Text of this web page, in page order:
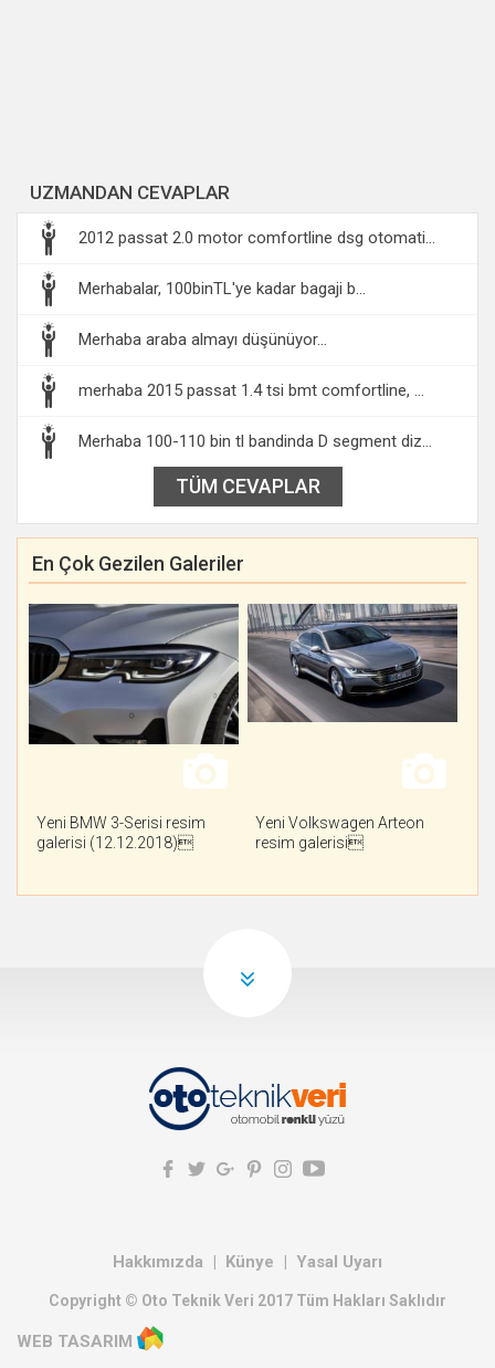
UZMANDAN CEVAPLAR
2012 passat 2.0 motor comfortline dsg otomati...
Merhabalar, 100binTL'ye kadar bagaji b...
Merhaba araba almayı düşünüyor...
merhaba 2015 passat 1.4 tsi bmt comfortline, ...
Merhaba 100-110 bin tl bandinda D segment diz...
TÜM CEVAPLAR
En Çok Gezilen Galeriler
Yeni BMW 3-Serisi resim
galerisi (12.12.2018)
Yeni Volkswagen Arteon
resim galerisi
Hakkımızda Künye Yasal Uyarı
Copyright © Oto Teknik Veri 2017 Tüm Hakları Saklıdır
WEB TASARIM